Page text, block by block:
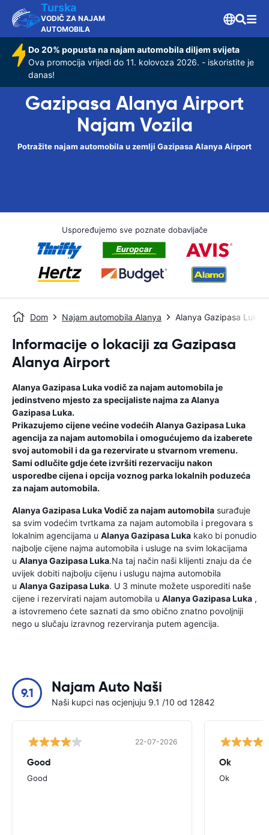
Turska
VODIČ ZA NAJAM
AUTOMOBILA
Do 20% popusta na najam automobila diljem svijeta
Ova promocija vrijedi do 11. kolovoza 2026. - iskoristite je
danas!
Gazipasa Alanya Airport
Najam Vozila
Potražite najam automobila u zemlji Gazipasa Alanya Airport
Uspoređujemo sve poznate dobavljače
Dom Najam automobila Alanya Alanya Gazipasa Luka
Informacije o lokaciji za Gazipasa
Alanya Airport
Alanya Gazipasa Lukavodič za najam automobilaje
jedinstveno mjesto za specijaliste najma zaAlanya
Gazipasa Luka.
Prikazujemo cijene većine vodećih Alanya Gazipasa Luka
agencija za najam automobila i omogućujemo da izaberete
svoj automobil i da ga rezervirate u stvarnom vremenu.
Sami odlučite gdje ćete izvršiti rezervaciju nakon
usporedbe cijena i opcija voznog parka lokalnih poduzeća
za najam automobila.
Alanya Gazipasa LukaVodič za najam automobila surađuje
sa svim vodećim tvrtkama za najam automobila i pregovara s
lokalnim agencijama u Alanya Gazipasa Luka kako bi ponudio
najbolje cijene najma automobila i usluge na svim lokacijama
u Alanya Gazipasa Luka.Na taj način naši klijenti znaju da će
uvijek dobiti najbolju cijenu i uslugu najma automobila
u Alanya Gazipasa Luka. U 3 minute možete usporediti naše
cijene i rezervirati najam automobila u Alanya Gazipasa Luka ,
a istovremeno ćete saznati da smo obično znatno povoljniji
nego u slučaju izravnog rezerviranja putem agencija.
9.1 Najam Auto Naši
Naši kupci nas ocjenjuju 9.1 /10 od 12842
22-07-2026
Good
Good
Ok
Ok